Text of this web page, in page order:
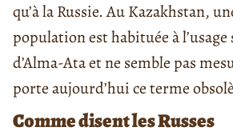
qu’à la Russie. Au Kazakhstan,
population est habituée à
d’Alma-Ata et ne semble pas
porte aujourd’hui ce terme
Comme disent les Russes